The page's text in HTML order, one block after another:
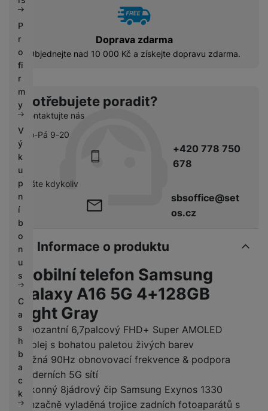
P
r
o
fi
r
m
y
V
ý
k
u
p
n
í
b
o
n
u
s
C
a
s
h
b
a
c
k
Doprava zdarma
Objednejte nad 10 000 Kč a získejte dopravu zdarma.
Potřebujete poradit?
Kontaktujte nás
Po-Pá 9-20
+420 778 750
678
pište kdykoliv
sbsoffice@set
os.cz
Informace o produktu
Mobilní telefon Samsung
Galaxy A16 5G 4+128GB
Light Gray
Impozantní 6,7palcový FHD+ Super AMOLED
displej s bohatou paletou živých barev
Svižná 90Hz obnovovací frekvence & podpora
moderních 5G sítí
Výkonný 8jádrový čip Samsung Exynos 1330
Senzačně vyladěná trojice zadních fotoaparátů s